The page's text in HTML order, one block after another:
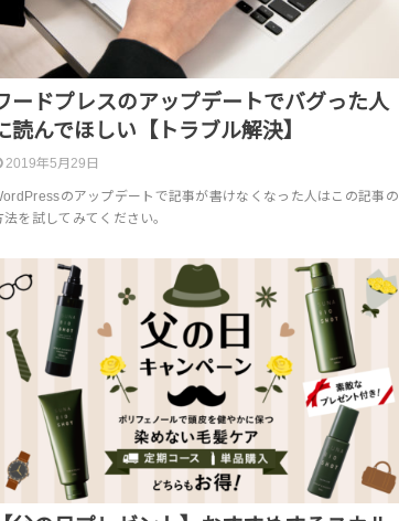
ードプレスのアップデートでバグった人
読んでほしい【トラブル解決】
2019年5月29日
のアップデートで記事が書けなくなった人はこの記事の
法を試してみてください。